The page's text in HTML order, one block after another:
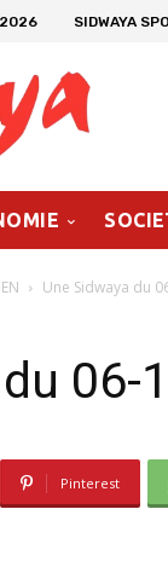
SIDWAYA
Une Sidwaya du
06-
Pinterest